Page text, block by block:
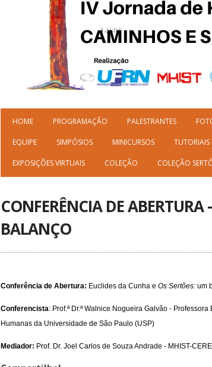
HOME PROGRAMAÇÃO PALESTRANTES
EQUIPE SIMPÓSIOS MINICURSOS TUTORIAIS
EXPOSIÇÕES VIRTUAIS COLEÇÃO COLEÇÃO
CONFERÊNCIA DE ABERTURA
BALANÇO
Conferência de Abertura: Euclides da Cunha e Os Sertões: um
Conferencista: Prof.ª Dr.ª Walnice Nogueira Galvão -
Humanas da Universidade de São Paulo (USP)
Mediador: Prof. Dr. Joel Carlos de Souza Andrade - MHIST-